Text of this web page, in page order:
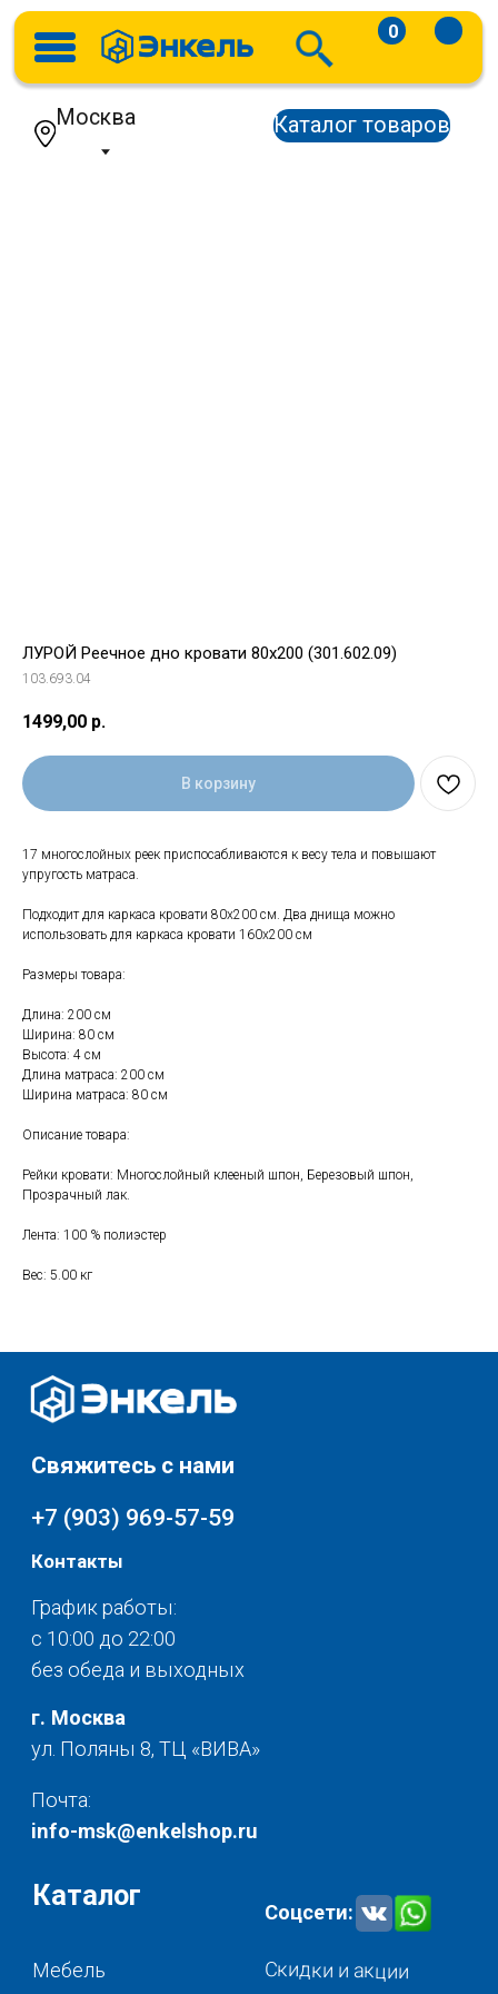
Каталог товаров
Москва
ЛУРОЙ Реечное дно кровати 80х200 (301.602.09)
103.693.04
1499,00 р.
В корзину
17 многослойных реек приспосабливаются к весу тела и повышают
упругость матраса.
Подходит для каркаса кровати 80x200 см. Два днища можно
использовать для каркаса кровати 160x200 см
Размеры товара:
Длина: 200 см
Ширина: 80 см
Высота: 4 см
Длина матраса: 200 см
Ширина матраса: 80 см
Описание товара:
Рейки кровати: Многослойный клееный шпон, Березовый шпон,
Прозрачный лак.
Лента: 100 % полиэстер
Вес: 5.00 кг
Каталог
Мебель
Текстиль для дома
Разное
Скидки и акции
О нас
График работы:
с 10:00 до 22:00
без обеда и выходных
+7 (903) 969-57-59
Свяжитесь с нами
г. Москва
© 2025 - Интернет-магазин Enkelshop.ru